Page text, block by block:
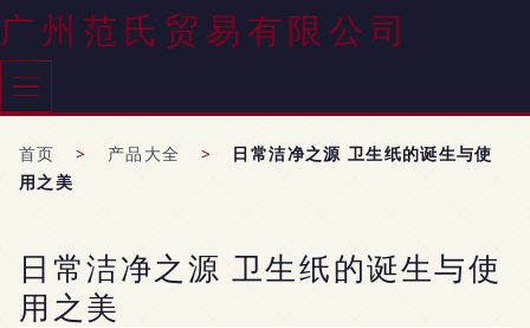
广州范氏贸易有限公司
首页 > 产品大全 >
日常洁净之源 卫生纸的诞生与使
用之美
日常洁净之源 卫生纸的诞生与使
用之美